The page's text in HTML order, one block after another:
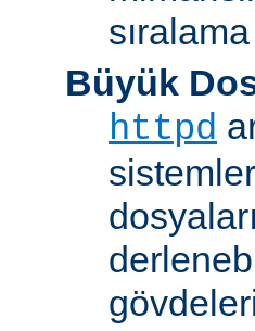
Büyük
httpd